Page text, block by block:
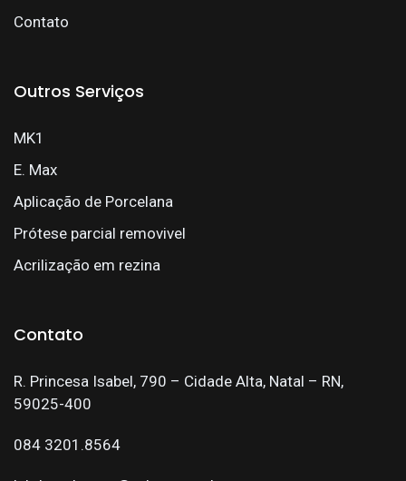
Contato
Outros Serviços
MK1
E. Max
Aplicação de Porcelana
Prótese parcial removivel
Acrilização em rezina
Contato
R. Princesa Isabel, 790 – Cidade Alta, Natal – RN,
59025-400
084 3201.8564